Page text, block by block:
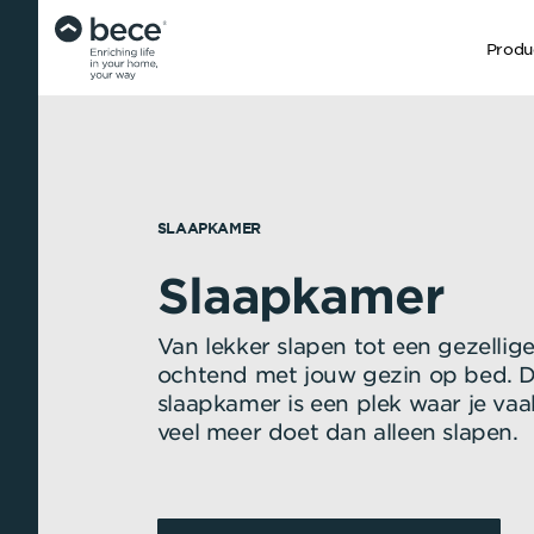
SLAAPKAMER
Slaapkamer
De beste
Sfeermakers
Van lekker slapen tot een gezellige
ochtend met jouw gezin op bed.
slaapkamer is een plek waar je
veel meer doet dan alleen slapen.
gaat je slaapkamer in no-time van
slaapkamer creëer je de sfeer die